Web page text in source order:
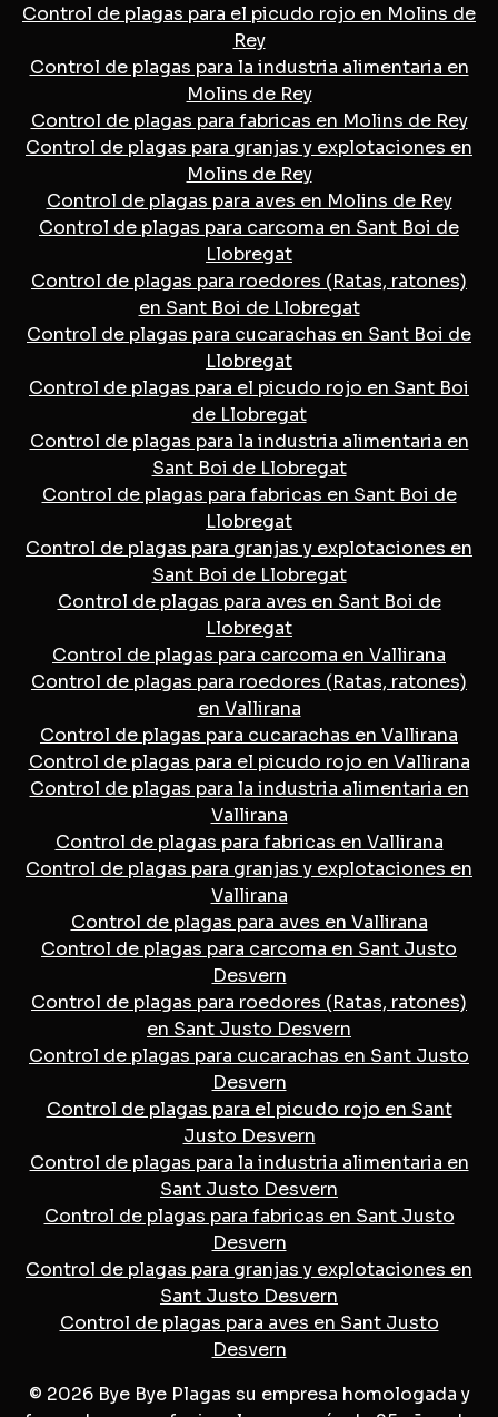
Control de plagas para el picudo rojo en Molins de
Rey
Control de plagas para la industria alimentaria en
Molins de Rey
Control de plagas para fabricas en Molins de Rey
Control de plagas para granjas y explotaciones en
Molins de Rey
Control de plagas para aves en Molins de Rey
Control de plagas para carcoma en Sant Boi de
Llobregat
Control de plagas para roedores (Ratas, ratones)
en Sant Boi de Llobregat
Control de plagas para cucarachas en Sant Boi de
Llobregat
Control de plagas para el picudo rojo en Sant Boi
de Llobregat
Control de plagas para la industria alimentaria en
Sant Boi de Llobregat
Control de plagas para fabricas en Sant Boi de
Llobregat
Control de plagas para granjas y explotaciones en
Sant Boi de Llobregat
Control de plagas para aves en Sant Boi de
Llobregat
Control de plagas para carcoma en Vallirana
Control de plagas para roedores (Ratas, ratones)
en Vallirana
Control de plagas para cucarachas en Vallirana
Control de plagas para el picudo rojo en Vallirana
Control de plagas para la industria alimentaria en
Vallirana
Control de plagas para fabricas en Vallirana
Control de plagas para granjas y explotaciones en
Vallirana
Control de plagas para aves en Vallirana
Control de plagas para carcoma en Sant Justo
Desvern
Control de plagas para roedores (Ratas, ratones)
en Sant Justo Desvern
Control de plagas para cucarachas en Sant Justo
Desvern
Control de plagas para el picudo rojo en Sant
Justo Desvern
Control de plagas para la industria alimentaria en
Sant Justo Desvern
Control de plagas para fabricas en Sant Justo
Desvern
Control de plagas para granjas y explotaciones en
Sant Justo Desvern
Control de plagas para aves en Sant Justo
Desvern
© 2026 Bye Bye Plagas su empresa homologada y